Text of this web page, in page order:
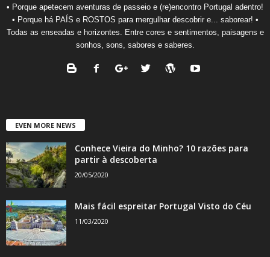
• Porque apetecem aventuras de passeio e (re)encontro Portugal adentro!
• Porque há PAÍS e ROSTOS para mergulhar descobrir e... saborear! •
Todas as enseadas e horizontes. Entre cores e sentimentos, paisagens e
sonhos, sons, sabores e saberes.
EVEN MORE NEWS
Conhece Vieira do Minho? 10 razões para
partir à descoberta
20/05/2020
Mais fácil espreitar Portugal Visto do Céu
11/03/2020